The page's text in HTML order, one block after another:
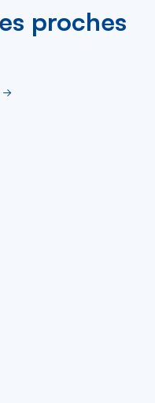
proches